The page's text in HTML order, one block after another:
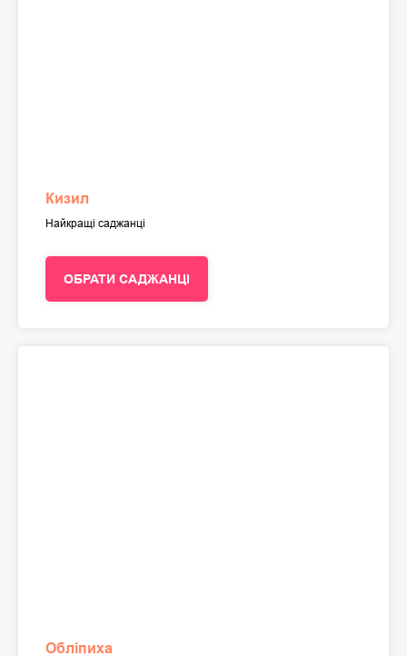
Кизил
Найкращі саджанці
ОБРАТИ САДЖАНЦІ
Обліпиха